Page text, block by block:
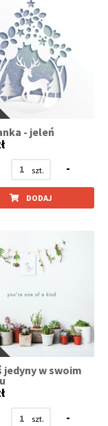
- jeleń
-
DODAJ
jedyny w swoim
-